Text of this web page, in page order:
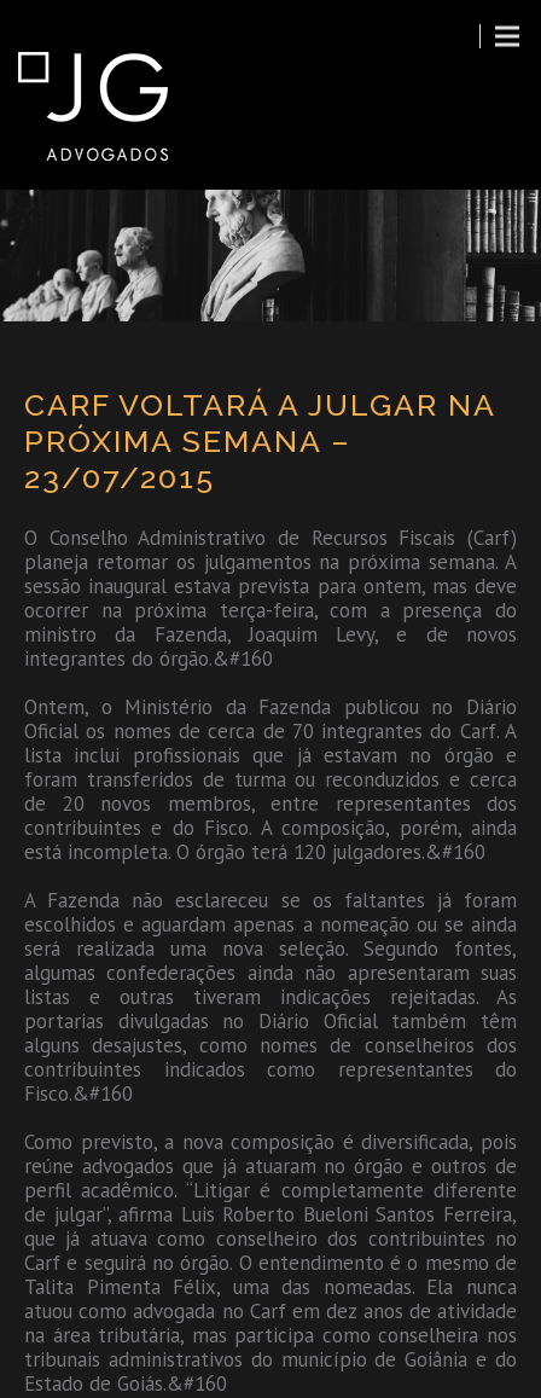
CARF VOLTARÁ A JULGAR NA
PRÓXIMA SEMANA –
23/07/2015
O Conselho Administrativo de Recursos Fiscais (Carf)
planeja retomar os julgamentos na próxima semana. A
sessão inaugural estava prevista para ontem, mas deve
ocorrer na próxima terça-feira, com a presença do
ministro da Fazenda, Joaquim Levy, e de novos
integrantes do órgão.&#160
Ontem, o Ministério da Fazenda publicou no Diário
Oficial os nomes de cerca de 70 integrantes do Carf. A
lista inclui profissionais que já estavam no órgão e
foram transferidos de turma ou reconduzidos e cerca
de 20 novos membros, entre representantes dos
contribuintes e do Fisco. A composição, porém, ainda
está incompleta. O órgão terá 120 julgadores.&#160
A Fazenda não esclareceu se os faltantes já foram
escolhidos e aguardam apenas a nomeação ou se ainda
será realizada uma nova seleção. Segundo fontes,
algumas confederações ainda não apresentaram suas
listas e outras tiveram indicações rejeitadas. As
portarias divulgadas no Diário Oficial também têm
alguns desajustes, como nomes de conselheiros dos
contribuintes indicados como representantes do
Fisco.&#160
Como previsto, a nova composição é diversificada, pois
reúne advogados que já atuaram no órgão e outros de
perfil acadêmico. “Litigar é completamente diferente
de julgar”, afirma Luis Roberto Bueloni Santos Ferreira,
que já atuava como conselheiro dos contribuintes no
Carf e seguirá no órgão. O entendimento é o mesmo de
Talita Pimenta Félix, uma das nomeadas. Ela nunca
atuou como advogada no Carf em dez anos de atividade
na área tributária, mas participa como conselheira nos
tribunais administrativos do município de Goiânia e do
Estado de Goiás.&#160